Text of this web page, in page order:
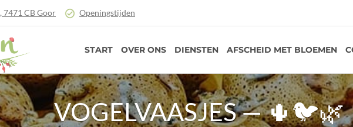
7471 CB Goor Openingstijden
START OVER ONS DIENSTEN AFSCHEID MET BLOEMEN
VOGELVAASJES — 🌵🐦🌿